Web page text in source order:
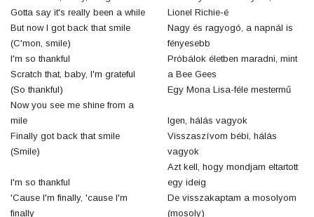
Gotta say it's really been a while
But now I got back that smile
(C'mon, smile)
I'm so thankful
Scratch that, baby, I'm grateful
(So thankful)
Now you see me shine from a
mile
Finally got back that smile
(Smile)
I'm so thankful
'Cause I'm finally, 'cause I'm
finally
Lionel Richie-é
Nagy és ragyogó, a napnál is
fényesebb
Próbálok életben maradni, mint
a Bee Gees
Egy Mona Lisa-féle mestermű
Igen, hálás vagyok
Visszaszívom bébi, hálás
vagyok
Azt kell, hogy mondjam eltartott
egy ideig
De visszakaptam a mosolyom
(mosoly)